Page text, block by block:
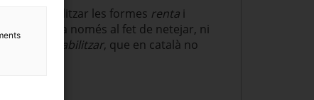
no utilitzar les formes renta i
referència només al fet de netejar, ni
rentabilitzar, que en català no